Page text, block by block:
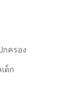
กครอง
ด็ก